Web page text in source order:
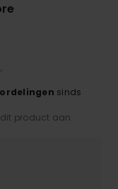
sinds
dit product aan